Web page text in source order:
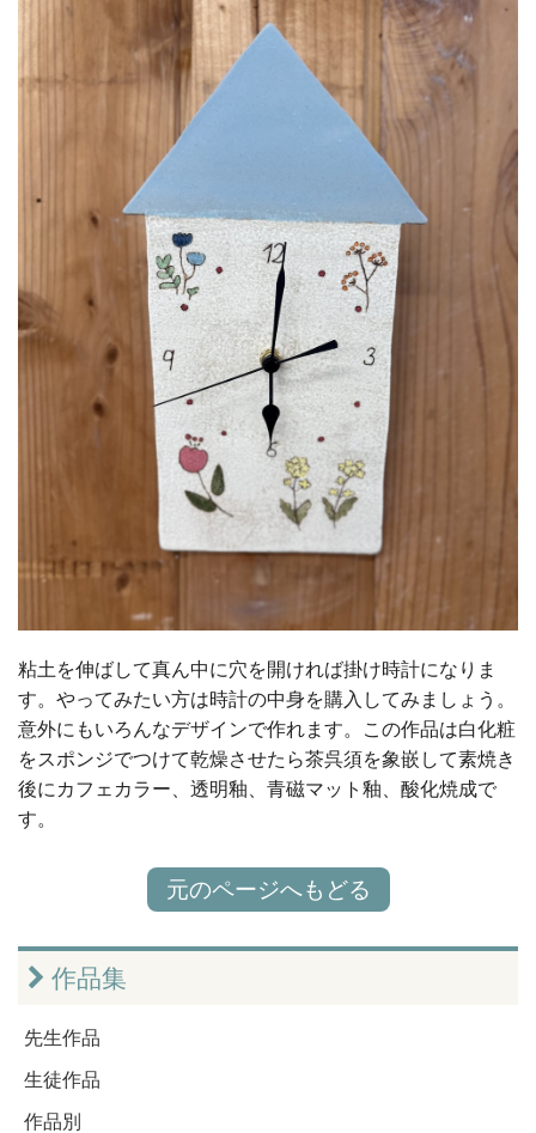
粘土を伸ばして真ん中に穴を開ければ掛け時計になりま
す。やってみたい方は時計の中身を購入してみましょう。
意外にもいろんなデザインで作れます。この作品は白化粧
をスポンジでつけて乾燥させたら茶呉須を象嵌して素焼き
後にカフェカラー、透明釉、青磁マット釉、酸化焼成で
す。
元のページへもどる
作品集
先生作品
生徒作品
作品別